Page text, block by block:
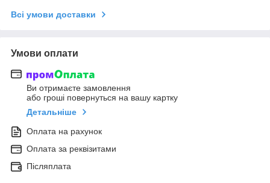
Всі умови доставки
Умови оплати
Ви отримаєте замовлення
або гроші повернуться на вашу картку
Детальніше
Оплата на рахунок
Оплата за реквізитами
Післяплата